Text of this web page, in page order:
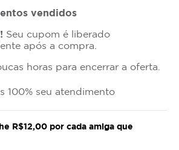
vendidos
Seu cupom é liberado
após a compra.
horas para encerrar a oferta.
100% seu atendimento
R$12,00 por cada amiga que